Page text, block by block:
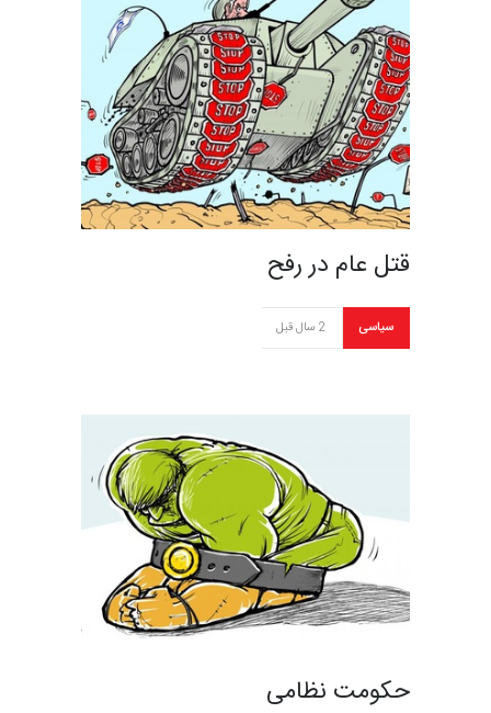
قتل عام در رفح
سیاسی 2 سال قبل
حکومت نظامی